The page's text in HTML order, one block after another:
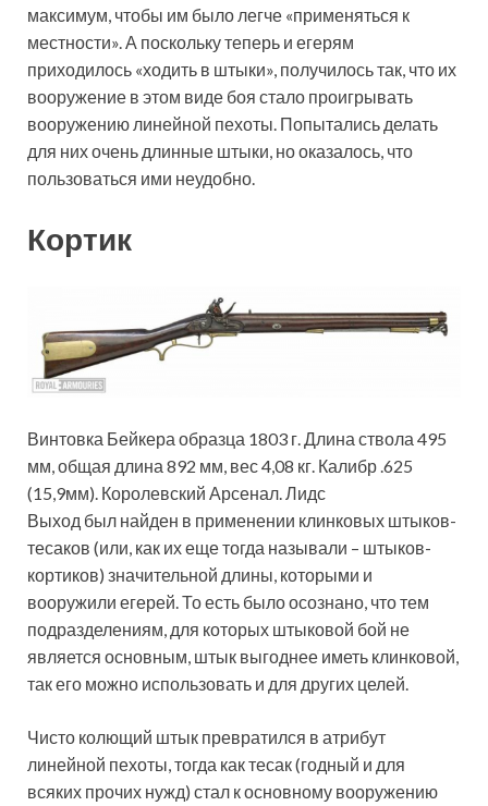
максимум, чтобы им было легче «применяться к
местности». А поскольку теперь и егерям
приходилось «ходить в штыки», получилось так, что их
вооружение в этом виде боя стало проигрывать
вооружению линейной пехоты. Попытались делать
для них очень длинные штыки, но оказалось, что
пользоваться ими неудобно.
Кортик
Винтовка Бейкера образца 1803 г. Длина ствола 495
мм, общая длина 892 мм, вес 4,08 кг. Калибр .625
(15,9мм). Королевский Арсенал. Лидс
Выход был найден в применении клинковых штыков-
тесаков (или, как их еще тогда называли – штыков-
кортиков) значительной длины, которыми и
вооружили егерей. То есть было осознано, что тем
подразделениям, для которых штыковой бой не
является основным, штык выгоднее иметь клинковой,
так его можно использовать и для других целей.
Чисто колющий штык превратился в атрибут
линейной пехоты, тогда как тесак (годный и для
всяких прочих нужд) стал к основному вооружению